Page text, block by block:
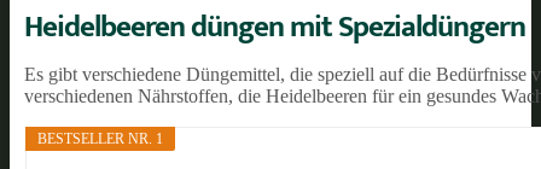
Heidelbeeren düngen mit Spezialdüngern
Es gibt verschiedene Düngemittel, die speziell auf die
verschiedenen Nährstoffen, die Heidelbeeren für ein gesundes
BESTSELLER NR. 1